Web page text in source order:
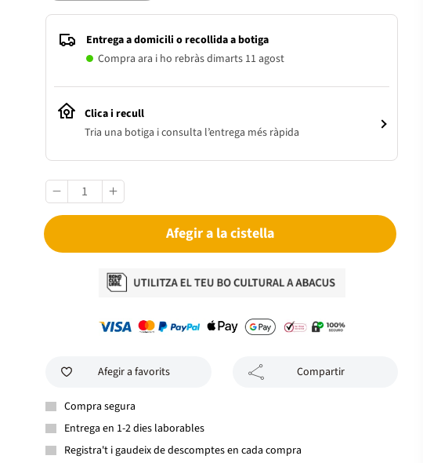
Entrega a domicili o recollida a botiga
Compra ara i ho rebràs dimarts 11 agost
Clica i recull
Tria una botiga i consulta l’entrega més ràpida
Afegir a la cistella
Afegir a favorits Compartir
Compra segura
Entrega en 1-2 dies laborables
Registra't i gaudeix de descomptes en cada compra